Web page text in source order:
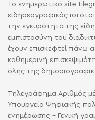
Το ενημερωτικό site
ειδησεογραφικός
την εγκυρότητα της
εμπιστοσύνη του
έχουν επισκεφτεί πάνω
καθημερινή
όλης της
Τηλεγράφημα Αριθμός
Υπουργείο Ψηφιακής
ενημέρωσης - Γενική